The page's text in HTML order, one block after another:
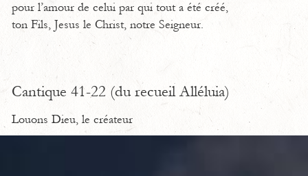
pour l’amour de celui par qui tout a été créé,
ton Fils, Jesus le Christ, notre Seigneur.
Cantique 41-22 (du recueil Alléluia)
Louons Dieu, le créateur